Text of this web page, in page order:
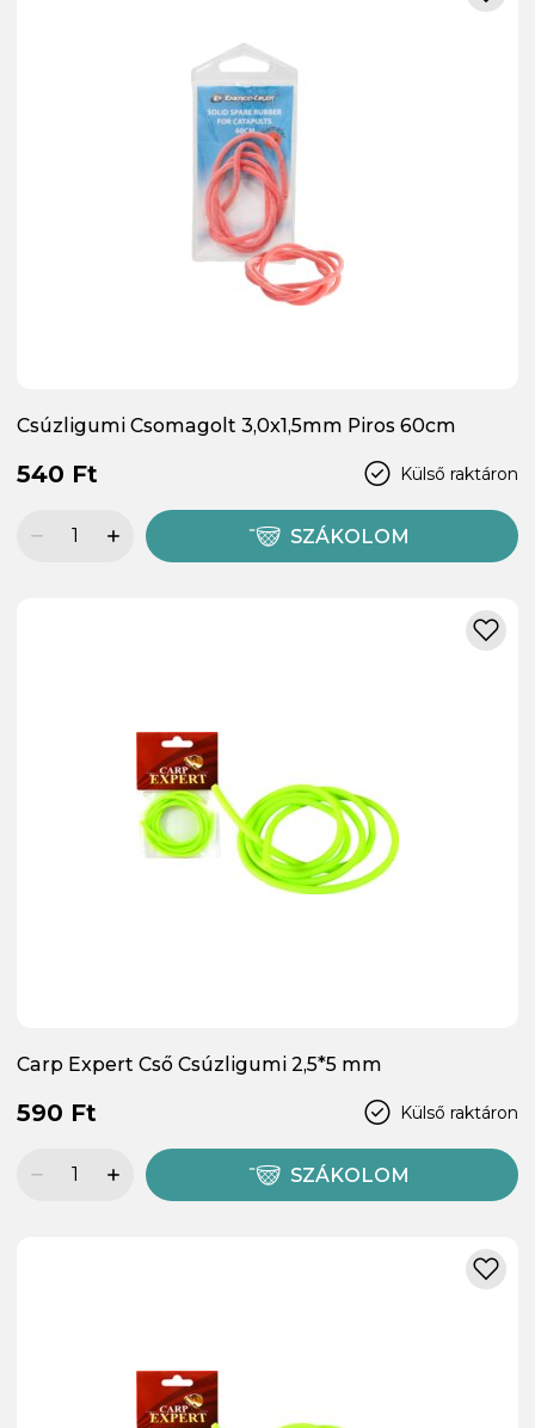
Csúzligumi Csomagolt 3,0x1,5mm Piros 60cm
Külső raktáron
540 Ft
SZÁKOLOM
Carp Expert Cső Csúzligumi 2,5*5 mm
Külső raktáron
590 Ft
SZÁKOLOM